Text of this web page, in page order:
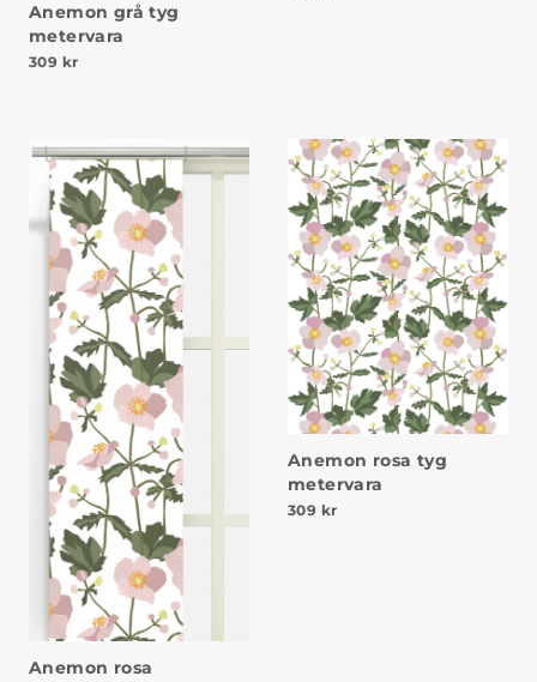
Anemon grå tyg
metervara
309 kr
Anemon rosa
Anemon rosa tyg
metervara
309 kr